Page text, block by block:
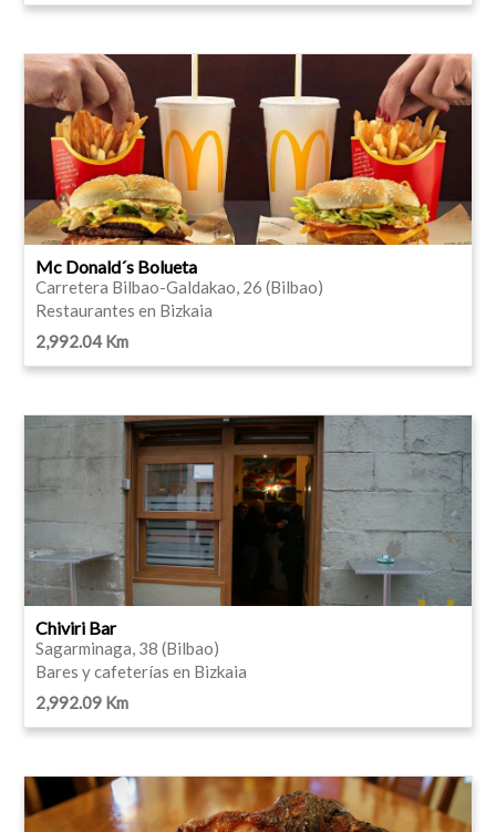
Mc Donald´s Bolueta
Carretera Bilbao-Galdakao, 26 (Bilbao)
Restaurantes en Bizkaia
2,992.04 Km
Chiviri Bar
Sagarminaga, 38 (Bilbao)
Bares y cafeterías en Bizkaia
2,992.09 Km